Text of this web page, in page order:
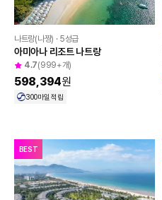
나트랑(나짱) · 5성급
아미아나 리조트 나트랑
4.7(999+개)
598,394원
300마일 적립
BEST